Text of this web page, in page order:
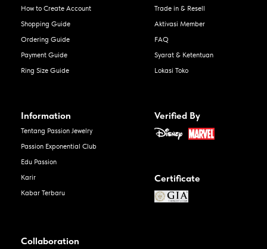
How to Create Account
Shopping Guide
Ordering Guide
Payment Guide
Ring Size Guide
Trade in & Resell
Aktivasi Member
FAQ
Syarat & Ketentuan
Lokasi Toko
Information
Tentang Passion Jewelry
Passion Exponential Club
Edu Passion
Karir
Kabar Terbaru
Verified By
Certificate
Collaboration